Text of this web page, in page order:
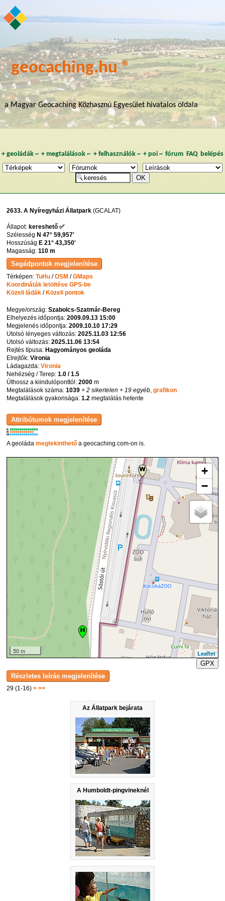
geocaching.hu ®
a Magyar Geocaching Közhasznú Egyesület hivatalos oldala
+ geoládák~ +megtalálások ~ + felhasználók~ + poi~ fórum FAQ belépés
2633. A Nyíregyházi Állatpark (GCALAT)
29 (1-16)> >>
Az Állatpark bejárata
A Humboldt-pingvineknél
Állapot:kereshető ✅
SzélességN 47° 59,957'
HosszúságE 21° 43,350'
Magasság:110 m
Térképen:TuHu /OSM /GMaps
Koordináták letöltése GPS-be
Közeli ládák /Közeli pontok
Megye/ország:Szabolcs-Szatmár-Bereg
Elhelyezés időpontja:2009.09.13 15:00
Megjelenés időpontja:2009.10.10 17:29
Utolsó lényeges változás:2025.11.03 12:56
Utolsó változás:2025.11.06 13:54
Rejtés típusa:Hagyományos geoláda
Elrejtők:Vironia
Ládagazda:Vironia
Nehézség / Terep:1.0 / 1.5
Úthossz a kiindulóponttól:2000 m
Megtalálások száma:1039 + 2 sikertelen + 19 egyéb ,grafikon
Megtalálások gyakorisága:1.2 megtalálás hetente
K
R
W
A geoládamegtekinthető a geocaching.com-on is.
+
−
50 m
Leaflet
GPX